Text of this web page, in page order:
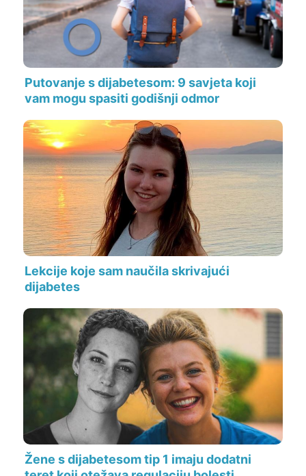
Putovanje s dijabetesom: 9 savjeta koji
vam mogu spasiti godišnji odmor
Lekcije koje sam naučila skrivajući
dijabetes
Žene s dijabetesom tip 1 imaju dodatni